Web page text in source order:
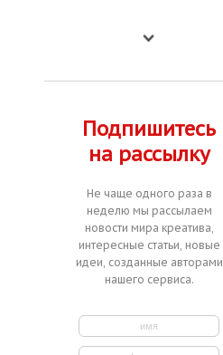
Подпишитесь
на рассылку
Не чаще одного раза в
неделю мы рассылаем
новости мира креатива,
интересные статьи, новые
идеи, созданные авторами
нашего сервиса.